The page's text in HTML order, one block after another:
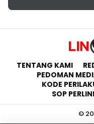
TENTANG KAMI
PEDOMAN
KODE
SOP
©